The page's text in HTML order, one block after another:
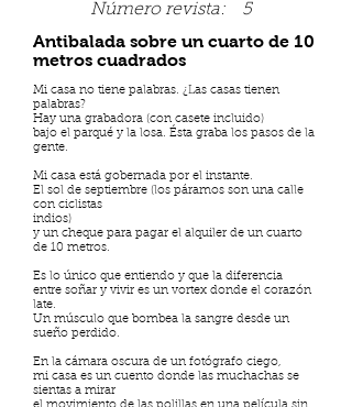
Número revista: 5
Antibalada sobre un cuarto de 10
metros cuadrados
Mi casa no tiene palabras. ¿Las casas tienen
palabras?
Hay una grabadora (con casete incluido)
bajo el parqué y la losa. Ésta graba los pasos de la
gente.
Mi casa está gobernada por el instante.
El sol de septiembre (los páramos son una calle
con ciclistas
indios)
y un cheque para pagar el alquiler de un cuarto
de 10 metros.
Es lo único que entiendo y que la diferencia
entre soñar y vivir es un vortex donde el corazón
late.
Un músculo que bombea la sangre desde un
sueño perdido.
En la cámara oscura de un fotógrafo ciego,
mi casa es un cuento donde las muchachas se
sientas a mirar